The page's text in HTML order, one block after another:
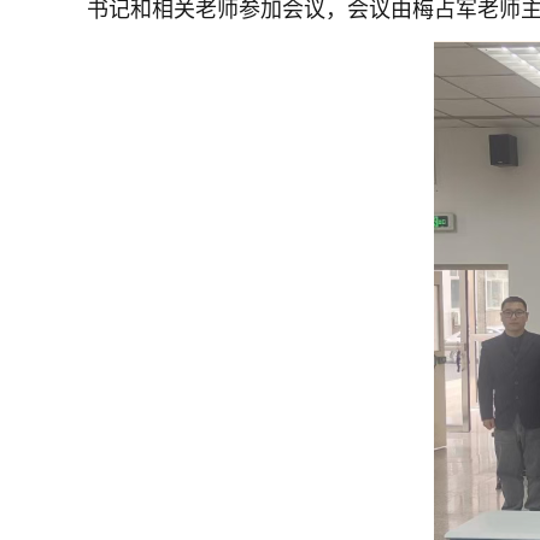
书记和相关老师参加会议，会议由梅占军老师